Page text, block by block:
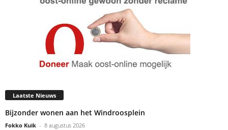
Laatste Nieuws
Bijzonder wonen aan het Windroosplein
Fokko Kuik - 8 augustus 2026